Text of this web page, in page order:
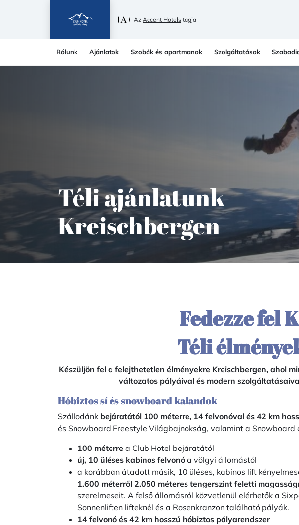
Az Accent Hotels tagja
Rólunk Ajánlatok Szobák és apartmanok Szolgáltatások
Téli ajánlatunk
Kreischbergen
Fedezze fel
Téli
Készüljön fel a felejthetetlen élményekre Kreischbergen, ahol
változatos pályáival és modern
Hóbiztos sí és snowboard kalandok
Szállodánk bejáratától 100 méterre, 14 felvonóval és 42 km
és Snowboard Freestyle Világbajnokság, valamint a Snowboard
100 méterre a Club Hotel bejáratától
új, 10 üléses kabinos felvonó a völgyi állomástól
a korábban átadott másik, 10 üléses, kabinos lift
1.600 méterről 2.050 méteres tengerszint feletti
szerelmeseit. A felső állomásról közvetlenül elérhetők a
Sonnenliften lifteknél és a Rosenkranzon található pályák.
14 felvonó és 42 km hosszú hóbiztos pályarendszer